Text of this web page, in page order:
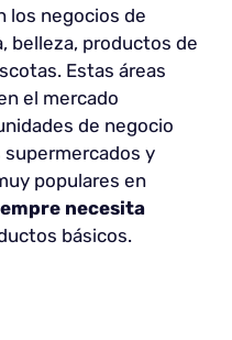
los negocios de
belleza, productos de
Estas áreas
el mercado
de negocio
supermercados y
populares en
necesita
básicos.